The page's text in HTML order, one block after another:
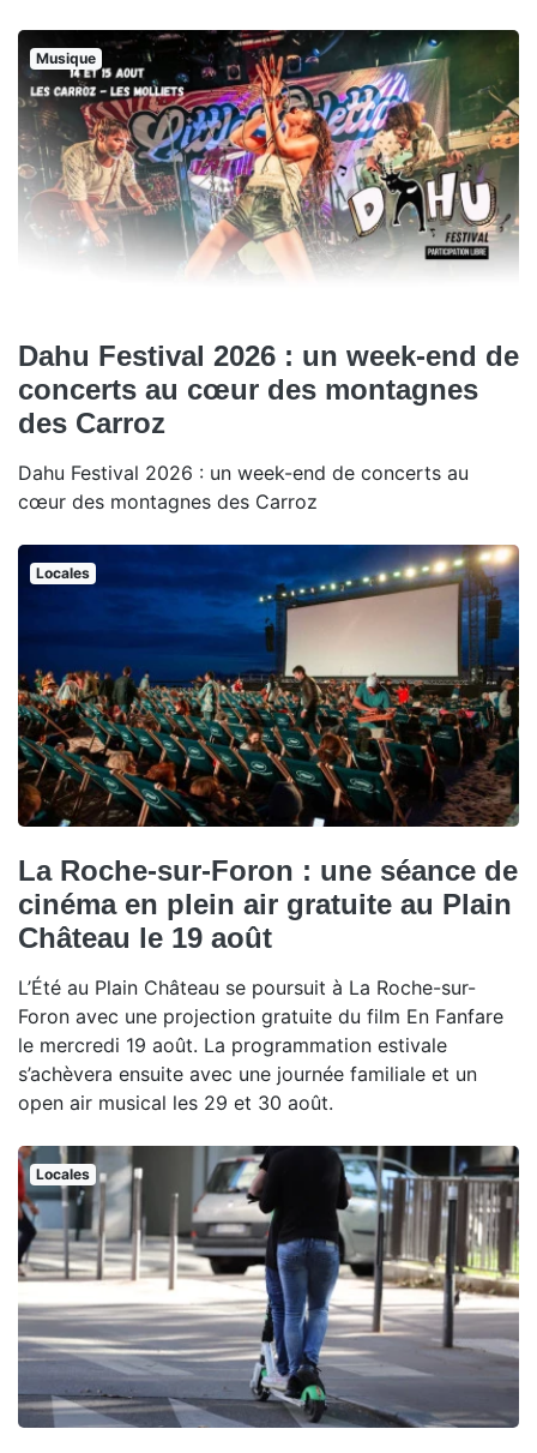
Musique
Dahu Festival 2026 : un week-end de
concerts au cœur des montagnes
des Carroz
Dahu Festival 2026 : un week-end de concerts au
cœur des montagnes des Carroz
Locales
La Roche-sur-Foron : une séance de
cinéma en plein air gratuite au Plain
Château le 19 août
L’Été au Plain Château se poursuit à La Roche-sur-
Foron avec une projection gratuite du film En Fanfare
le mercredi 19 août. La programmation estivale
s’achèvera ensuite avec une journée familiale et un
open air musical les 29 et 30 août.
Locales